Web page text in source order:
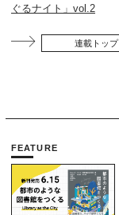
ぐるナイト」vol.2
連載トップ
FEATURE